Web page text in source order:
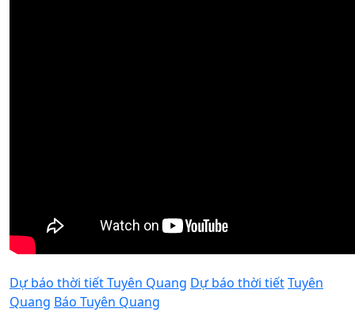
Dự báo thời tiết Tuyên Quang Dự báo thời tiếtTuyên
Quang Báo Tuyên Quang